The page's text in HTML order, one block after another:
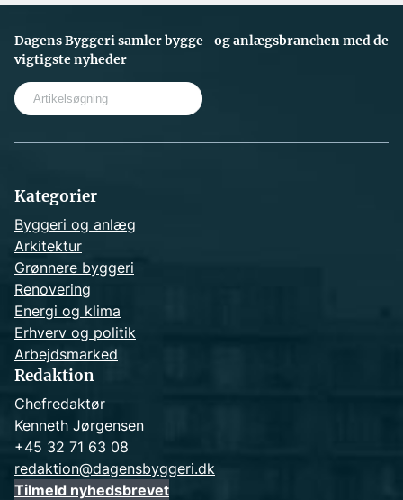
Dagens Byggeri samler bygge- og anlægsbranchen med de
vigtigste nyheder
Kategorier
Byggeri og anlæg
Arkitektur
Grønnere byggeri
Renovering
Energi og klima
Erhverv og politik
Arbejdsmarked
Redaktion
Chefredaktør
Kenneth Jørgensen
+45 32 71 63 08
redaktion@dagensbyggeri.dk
Tilmeld nyhedsbrevet